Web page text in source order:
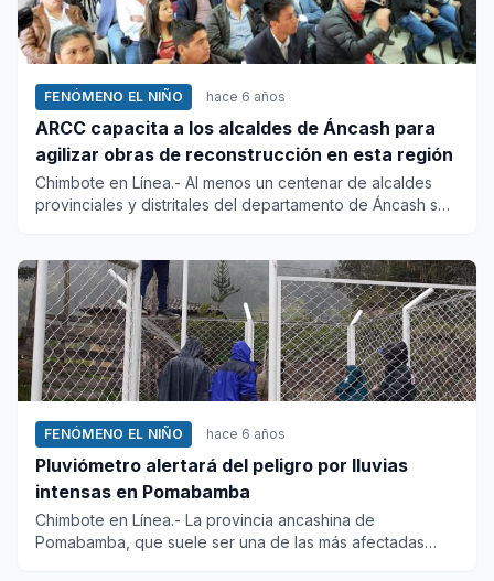
FENÓMENO EL NIÑO hace 6 años
ARCC capacita a los alcaldes de Áncash para
agilizar obras de reconstrucción en esta región
Chimbote en Línea.- Al menos un centenar de alcaldes
provinciales y distritales del departamento de Áncash se
FENÓMENO EL NIÑO hace 6 años
Pluviómetro alertará del peligro por lluvias
intensas en Pomabamba
Chimbote en Línea.- La provincia ancashina de
Pomabamba, que suele ser una de las más afectadas